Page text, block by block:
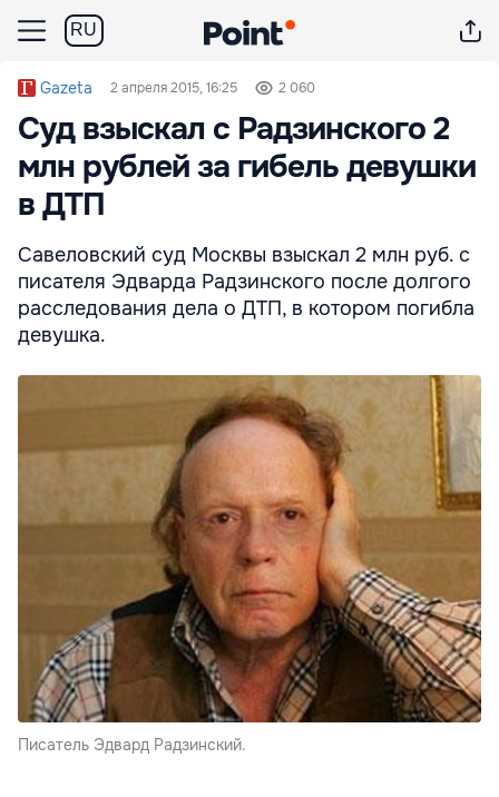
RU
Gazeta 2 апреля 2015, 16:25 2 060
Суд взыскал с Радзинского 2
млн рублей за гибель девушки
в ДТП
Савеловский суд Москвы взыскал 2 млн руб. с
писателя Эдварда Радзинского после долгого
расследования дела о ДТП, в котором погибла
девушка.
Писатель Эдвард Радзинский.